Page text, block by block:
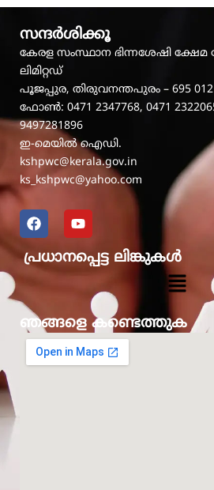
സന്ദർശിക്കൂ
കേരള സംസ്ഥാന ഭിന്നശേഷി
ലിമിറ്റഡ്
പൂജപ്പുര, തിരുവനന്തപുരം – 695 012
ഫോൺ: 0471 2347768, 0471
9497281896
ഇ-മെയിൽ ഐഡി.
kshpwc@kerala.gov.in
ks_kshpwc@yahoo.com
F
a
c
e
b
o
k
Y
o
u
t
u
പ്രധാനപ്പെട്ട ലിങ്കുകൾ
Menu
ഞങ്ങളെ കണ്ടെത്തുക